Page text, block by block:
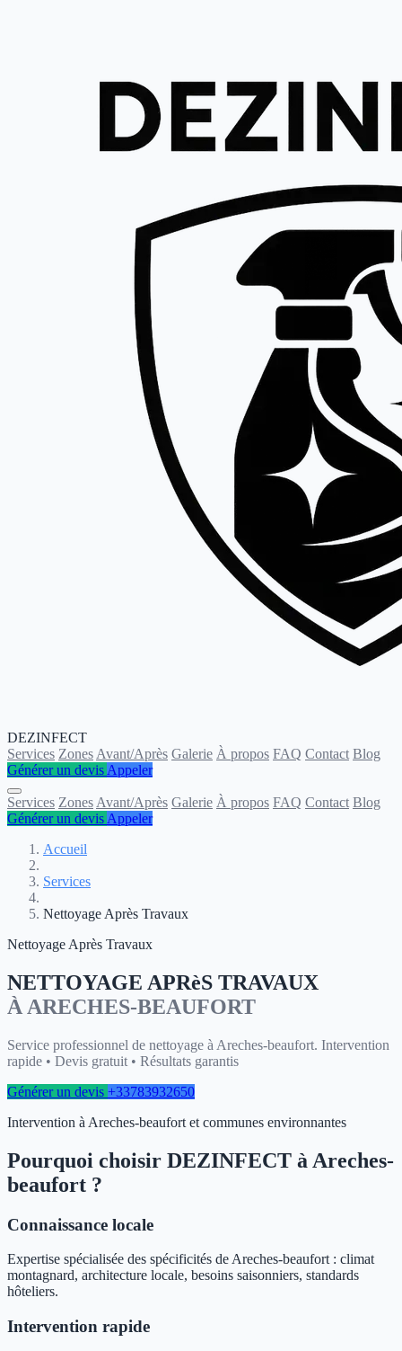
DEZINFECT
Services Zones Avant/Après Galerie À propos FAQ Contact Blog
Générer un devis Appeler
Services Zones Avant/Après Galerie À propos FAQ Contact Blog
Générer un devis Appeler
Accueil
Services
Nettoyage Après Travaux
Nettoyage Après Travaux
NETTOYAGE APRèS TRAVAUX
À ARECHES-BEAUFORT
Service professionnel de nettoyage à Areches-beaufort. Intervention
rapide • Devis gratuit • Résultats garantis
Générer un devis +33783932650
Intervention à Areches-beaufort et communes environnantes
Pourquoi choisir DEZINFECT à Areches-
beaufort ?
Connaissance locale
Expertise spécialisée des spécificités de Areches-beaufort : climat
montagnard, architecture locale, besoins saisonniers, standards
hôteliers.
Intervention rapide